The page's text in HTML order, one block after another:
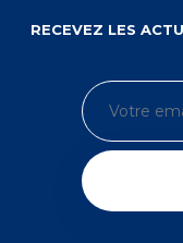
RECEVEZ LES